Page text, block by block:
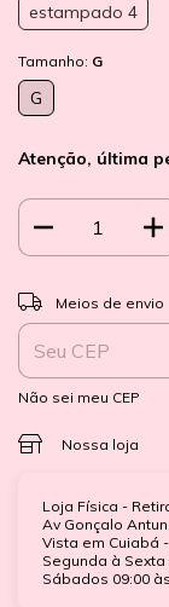
estampado 4
Tamanho: G
G
Atenção, última
Entregas para o CEP:
Meios de envio
Não sei meu CEP
Nossa loja
Loja Física -
Av Gonçalo
Vista em Cuiabá
Segunda à Sexta
Sábados 09:00